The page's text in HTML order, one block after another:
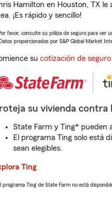
Hamilton en Houston, TX le
¡Es rápido y sencillo!
favor, consulte su póliza de seguro para ver
proporcionados por S&P Global Market
su cotización de
su vivienda contra
State Farm y Ting* pueden
El programa Ting solo está
sean elegibles.
Ting
programa Ting de State Farm no está